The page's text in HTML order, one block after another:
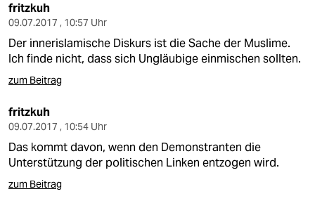
epaper login
fritzkuh
09.07.2017 , 10:57 Uhr
Der innerislamische Diskurs ist die Sache der Muslime.
Ich finde nicht, dass sich Ungläubige einmischen sollten.
zum Beitrag
fritzkuh
09.07.2017 , 10:54 Uhr
Das kommt davon, wenn den Demonstranten die
Unterstützung der politischen Linken entzogen wird.
zum Beitrag